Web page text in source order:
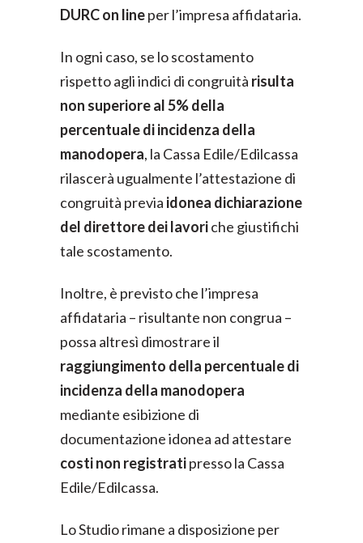
DURC on lineper l’impresa affidataria.
In ogni caso, se lo scostamento
rispetto agli indici di congruità risulta
non superiore al 5% della
percentuale di incidenza della
manodopera, la Cassa Edile/Edilcassa
rilascerà ugualmente l’attestazione di
congruità previa idonea dichiarazione
del direttore dei lavoriche giustifichi
tale scostamento.
Inoltre, è previsto che l’impresa
affidataria – risultante non congrua –
possa altresì dimostrare il
raggiungimento della percentuale di
incidenza della manodopera
mediante esibizione di
documentazione idonea ad attestare
costi non registratipresso la Cassa
Edile/Edilcassa.
Lo Studio rimane a disposizione per